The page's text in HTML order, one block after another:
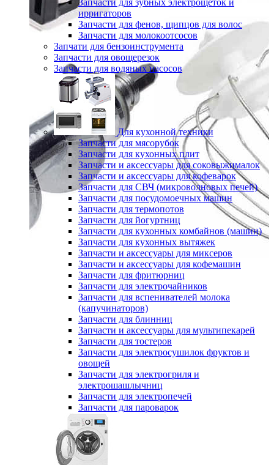
Запчасти для зубных электрощеток и
ирригаторов
Запчасти для фенов, щипцов для волос
Запчасти для молокоотсосов
Запчати для бензоинструмента
Запчасти для овощерезок
Запчасти для водяных насосов
Для кухонной техники
Запчасти для мясорубок
Запчасти для кухонных плит
Запчасти и аксессуары для соковыжималок
Запчасти и аксессуары для кофеварок
Запчасти для СВЧ (микроволновых печей)
Запчасти для посудомоечных машин
Запчасти для термопотов
Запчасти для йогуртниц
Запчасти для кухонных комбайнов (машин)
Запчасти для кухонных вытяжек
Запчасти и аксессуары для миксеров
Запчасти и аксессуары для кофемашин
Запчасти для фритюрниц
Запчасти для электрочайников
Запчасти для вспенивателей молока
(капучинаторов)
Запчасти для блинниц
Запчасти и аксессуары для мультипекарей
Запчасти для тостеров
Запчасти для электросушилок фруктов и
овощей
Запчасти для электрогриля и
электрошашлычниц
Запчасти для электропечей
Запчасти для пароварок